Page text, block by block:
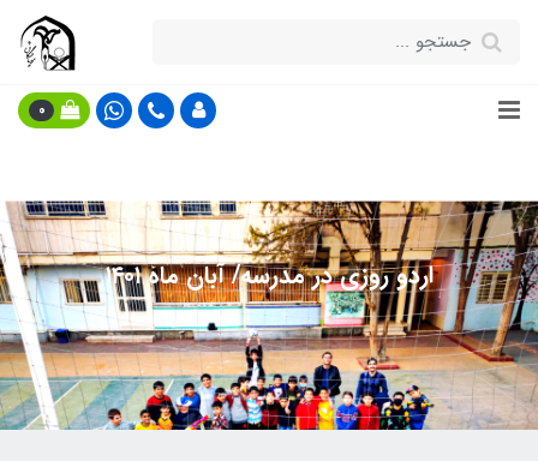
0
اردو روزی در مدرسه/ آبان ماه ۱۴۰۱